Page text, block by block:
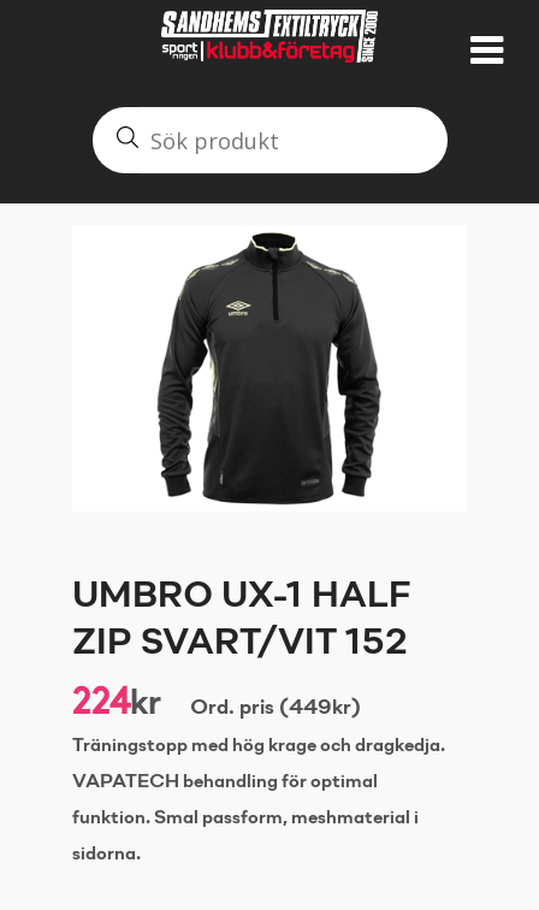
UMBRO UX-1 HALF
ZIP SVART/VIT 152
224kr Ord. pris (449kr)
Träningstopp med hög krage och dragkedja.
VAPATECH behandling för optimal
funktion. Smal passform, meshmaterial i
sidorna.